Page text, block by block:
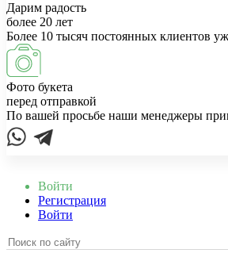
Дарим радость
более 20 лет
Более 10 тысяч постоянных клиентов
Фото букета
перед отправкой
По вашей просьбе наши менеджеры
Войти
Регистрация
Войти